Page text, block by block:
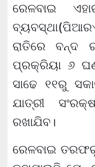
ରେଳବାଇ
ରାତିରେ ବନ୍ଦ
ପ୍ରକ୍ରିୟା ୬
ସାଢେ ୧୧ରୁ
ଯାତ୍ରୀ
ରଖାଯିବ।
ରେଳବାଇ